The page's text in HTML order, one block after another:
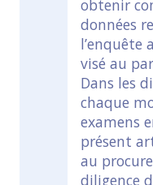
obtenir
données
l’enquête
visé au
Dans les
chaque
examens
présent
au
diligence